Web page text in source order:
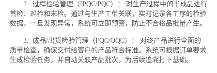
2. 过程检验管理（IPQC/PQC）： 对生产过程中的半成品进行
首检、巡检和末检。通过与生产工单关联，实时记录各工序的检验
数据，一旦发现异常，系统可立即预警，防止不合格品批量产生。
3. 成品/出货检验管理（FQC/OQC）： 对终产品进行全面的
质量检查，确保交付给客户的产品符合标准。系统可根据订单要求
生成检验任务，并自动关联产品批次，为后续追溯打下基础。